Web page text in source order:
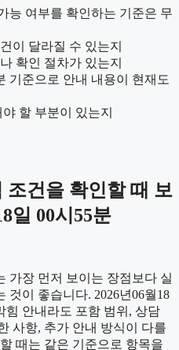
능 여부를 확인하는 기준은 무
이 달라질 수 있는지
확인 절차가 있는지
기준으로 안내 내용이 현재도
할 부분이 있는지
조건을 확인할 때 보
일 00시55분
가장 먼저 보이는 장점보다 실
것이 좋습니다. 2026년06월18
힘 안내라도 포함 범위, 상담
사항, 추가 안내 방식이 다를
때는 같은 기준으로 항목을